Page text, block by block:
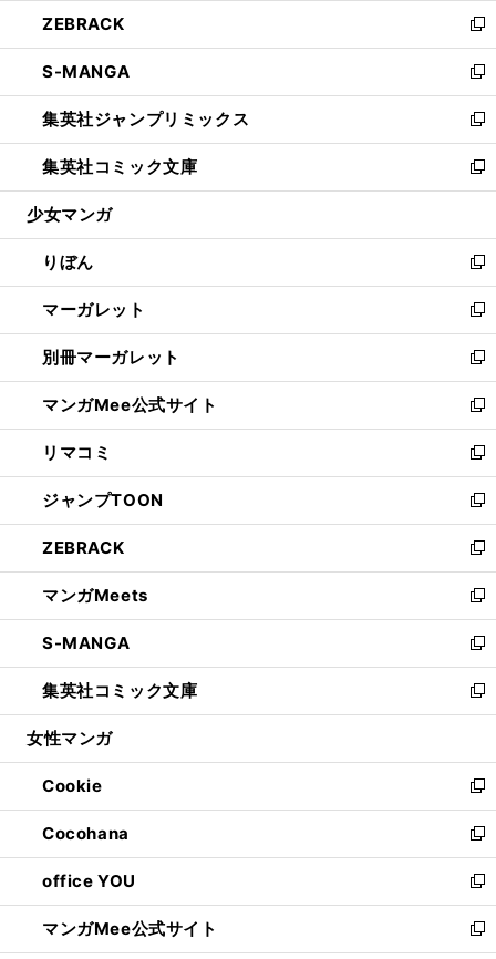
く
で
開
く
ド
ウ
で
開
く
ィ
ン
ド
ウ
で
開
く
し
い
ウ
ィ
ン
ド
ウ
で
開
ZEBRACK
新
し
い
ウ
ィ
ン
ド
ウ
開
く
S-MANGA
新
し
い
ウ
ィ
ン
ウ
で
開
く
集英社ジャンプリミックス
新
し
い
ウ
ン
ド
ウ
で
開
く
集英社コミック文庫
新
し
ウ
ィ
ン
ド
ウ
で
開
く
少女マンガ
りぼん
新
し
い
ウ
ィ
ン
ド
ウ
で
開
く
マーガレット
新
し
い
ウ
ィ
ン
ド
ウ
で
開
く
別冊マーガレット
新
し
い
ウ
ィ
ン
ド
ウ
で
開
く
マンガMee公式サイト
新
し
い
ウ
ィ
ン
ド
ウ
で
開
く
リマコミ
新
し
い
ウ
ィ
ン
ド
ウ
で
開
く
ジャンプTOON
新
し
い
ウ
ィ
ン
ド
ウ
で
開
ZEBRACK
新
し
い
ウ
ィ
ン
ド
ウ
開
く
マンガMeets
新
し
い
ウ
ィ
ン
ウ
で
開
く
S-MANGA
新
し
い
ウ
ン
ド
ウ
で
開
く
集英社コミック文庫
新
し
ウ
ィ
ン
ド
ウ
で
開
く
女性マンガ
Cookie
新
し
い
ウ
ィ
ン
ド
ウ
Cocohana
新
し
い
ウ
ィ
ン
office YOU
新
し
い
マンガMee公式サイト
新